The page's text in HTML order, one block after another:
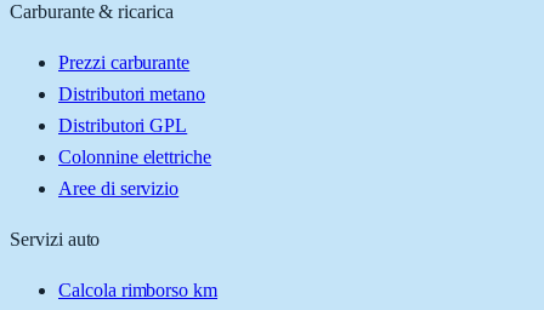
Carburante & ricarica
Prezzi carburante
Distributori metano
Distributori GPL
Colonnine elettriche
Aree di servizio
Servizi auto
Calcola rimborso km